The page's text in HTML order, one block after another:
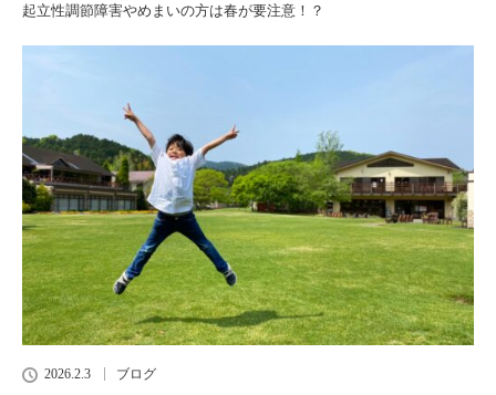
起立性調節障害やめまいの方は春が要注意！？
2026.2.3 ブログ